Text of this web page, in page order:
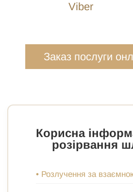
Viber
Заказ послуги
Корисна
розірвання
• Розлучення за